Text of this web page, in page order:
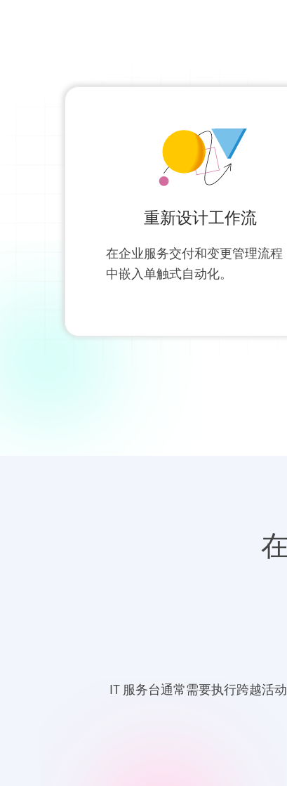
重新设计工作流
在企业服务交付和变更管理流程
中嵌入单触式自动化。
IT 服务台通常需要执行跨越活